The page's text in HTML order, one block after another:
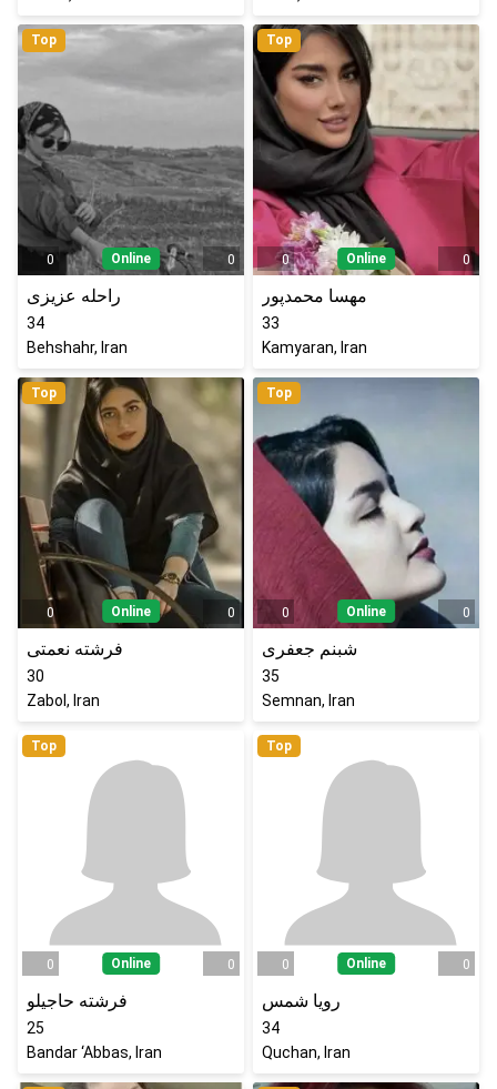
Top
0 Online 0
راحله عزیزی
34
Behshahr, Iran
Top
0 Online 0
مهسا محمدپور
33
Kamyaran, Iran
Top
0 Online 0
فرشته نعمتی
30
Zabol, Iran
Top
0 Online 0
شبنم جعفری
35
Semnan, Iran
Top
0 Online 0
فرشته حاجیلو
25
Bandar ‘Abbas, Iran
Top
0 Online 0
رویا شمس
34
Quchan, Iran